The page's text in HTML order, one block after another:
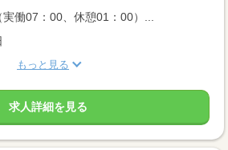
働07：00、休憩01：00）...
もっと見る
求人詳細を見る